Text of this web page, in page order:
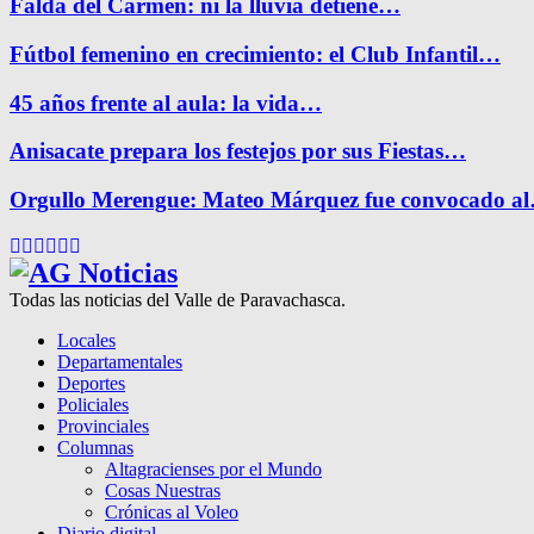
Falda del Carmen: ni la lluvia detiene…
Fútbol femenino en crecimiento: el Club Infantil…
45 años frente al aula: la vida…
Anisacate prepara los festejos por sus Fiestas…
Orgullo Merengue: Mateo Márquez fue convocado
Facebook
Twitter
Instagram
Pinterest
Google
Todas las noticias del Valle de Paravachasca.
Locales
Departamentales
Deportes
Policiales
Provinciales
Columnas
Altagracienses por el Mundo
Cosas Nuestras
Crónicas al Voleo